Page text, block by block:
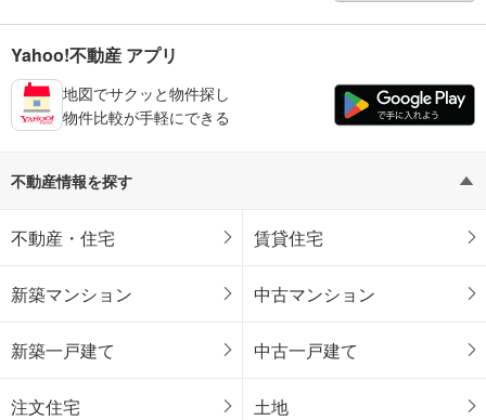
Yahoo!不動産 アプリ
地図でサクッと物件探し
物件比較が手軽にできる
不動産情報を探す
不動産・住宅 賃貸住宅
新築マンション 中古マンション
新築一戸建て 中古一戸建て
注文住宅 土地